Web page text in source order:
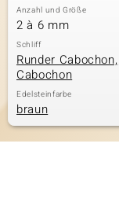
Anzahl und Größe
2 à 6 mm
Schliff
Runder Cabochon,
Cabochon
Edelsteinfarbe
braun